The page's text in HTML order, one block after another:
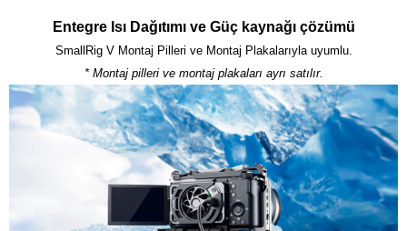
Entegre Isı Dağıtımı ve Güç kaynağı çözümü
* Montaj pilleri ve montaj plakaları ayrı satılır.